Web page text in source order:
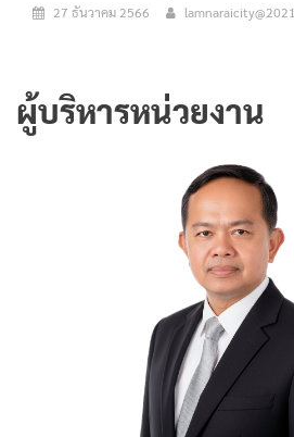
27 ธันวาคม 2566 lamnaraicity@2021
ผู้บริหารหน่วยงาน